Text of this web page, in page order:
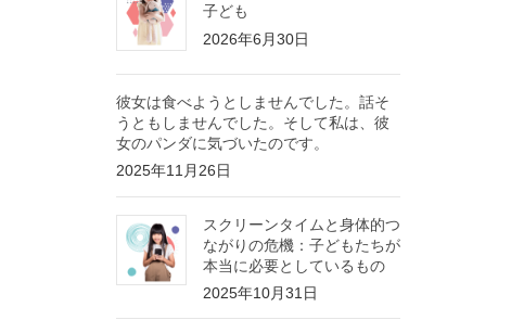
子ども
2026年6月30日
彼女は食べようとしませんでした。話そ
うともしませんでした。そして私は、彼
女のパンダに気づいたのです。
2025年11月26日
スクリーンタイムと身体的つ
ながりの危機：子どもたちが
本当に必要としているもの
2025年10月31日